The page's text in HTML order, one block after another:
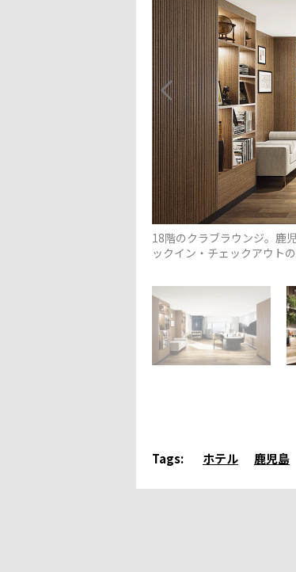
18階のクラブラウンジ。鹿
ックイン・チェックアウト
Tags: ホテル 鹿児島